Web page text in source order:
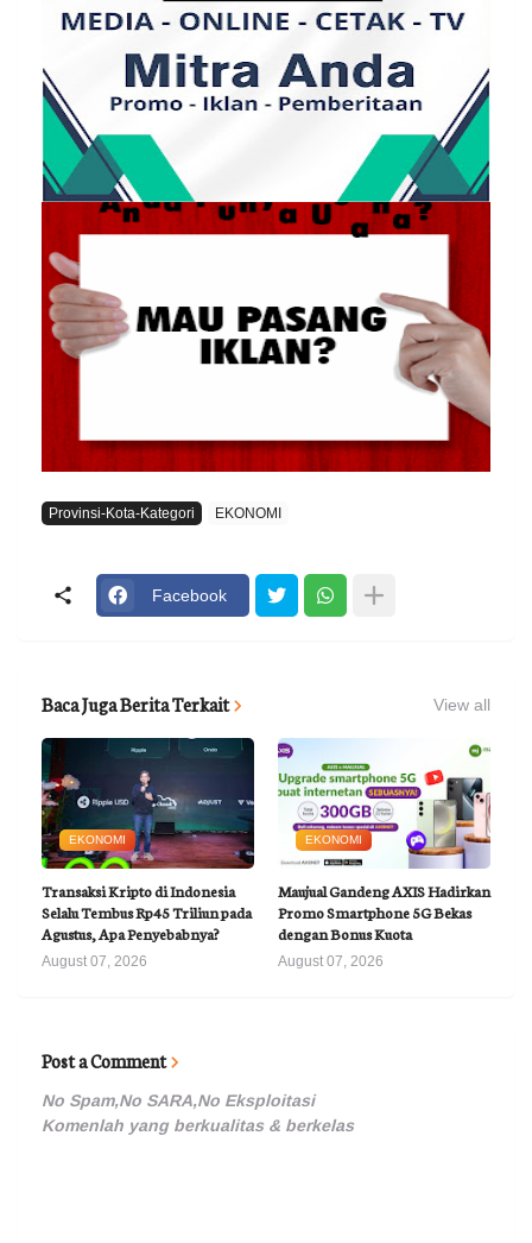
Provinsi-Kota-Kategori EKONOMI
Facebook
Baca Juga Berita Terkait View all
EKONOMI
Transaksi Kripto di Indonesia
Selalu Tembus Rp45 Triliun pada
Agustus, Apa Penyebabnya?
August 07, 2026
EKONOMI
Maujual Gandeng AXIS Hadirkan
Promo Smartphone 5G Bekas
dengan Bonus Kuota
August 07, 2026
Post a Comment
No Spam,No SARA,No Eksploitasi
Komenlah yang berkualitas & berkelas